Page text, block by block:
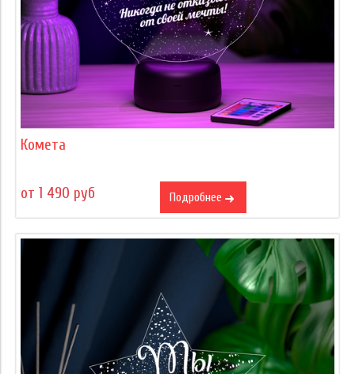
Комета
от 1 490 руб Подробнее